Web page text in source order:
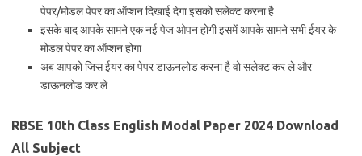
पेपर/मोडल पेपर का ऑप्शन दिखाई देगा इसको सलेक्ट करना है
इसके बाद आपके सामने एक नई पेज ओपन होगी इसमें आपके सामने सभी ईयर के
मोडल पेपर का ऑप्शन होगा
अब आपको जिस ईयर का पेपर डाऊनलोड करना है वो सलेक्ट कर ले और
डाऊनलोड कर ले
RBSE 10th Class English Modal Paper 2024 Download
All Subject